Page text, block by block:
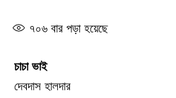
৭০৬ বার পড়া হয়েছে
চাচা ভাই
দেবদাস হালদার